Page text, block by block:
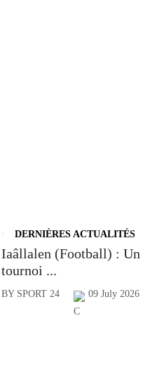
DERNIÈRES ACTUALITÉS
Iaâllalen (Football) : Un
tournoi ...
BY SPORT 24 09 July 2026